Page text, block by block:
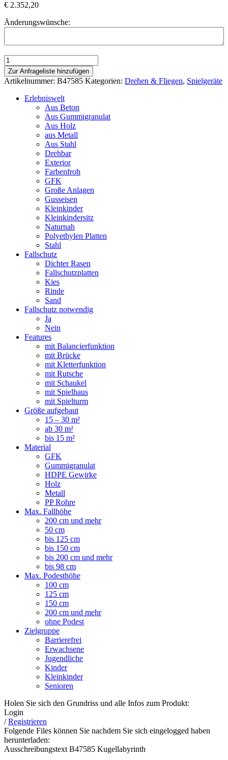
€ 2.352,20
Änderungswünsche:
Hängendes
Kugellabyrinth,
rechteckige
Form
Siebdruckplatte
Acrylglas,
Zur Anfrageliste hinzufügen
Artikelnummer: B47585 Kategorien: Drehen & Fliegen, Spielgeräte
Erlebniswelt
Aus Beton
Aus Gummigranulat
Aus Holz
aus Metall
Aus Stahl
Drehbar
Exterior
Farbenfroh
GFK
Große Anlagen
Gusseisen
Kleinkinder
Kleinkindersitz
Naturnah
Polyethylen Platten
Stahl
Fallschutz
Dichter Rasen
Fallschutzplatten
Kies
Rinde
Sand
Fallschutz notwendig
Ja
Nein
Features
mit Balancierfunktion
mit Brücke
mit Kletterfunktion
mit Rutsche
mit Schaukel
mit Spielhaus
mit Spielturm
Größe aufgebaut
15 – 30 m²
ab 30 m²
bis 15 m²
Material
GFK
Gummigranulat
HDPE Gewirke
Holz
Metall
PP Rohre
Max. Fallhöhe
200 cm und mehr
50 cm
bis 125 cm
bis 150 cm
bis 200 cm und mehr
bis 98 cm
Max. Podesthöhe
100 cm
125 cm
150 cm
200 cm und mehr
ohne Podest
Zielgruppe
Barrierefrei
Erwachsene
Jugendliche
Kinder
Kleinkinder
Senioren
Holen Sie sich den Grundriss und alle Infos zum Produkt:
Login
/Registrieren
Folgende Files können Sie nachdem Sie sich eingelogged haben
herunterladen:
Ausschreibungstext B47585 Kugellabyrinth